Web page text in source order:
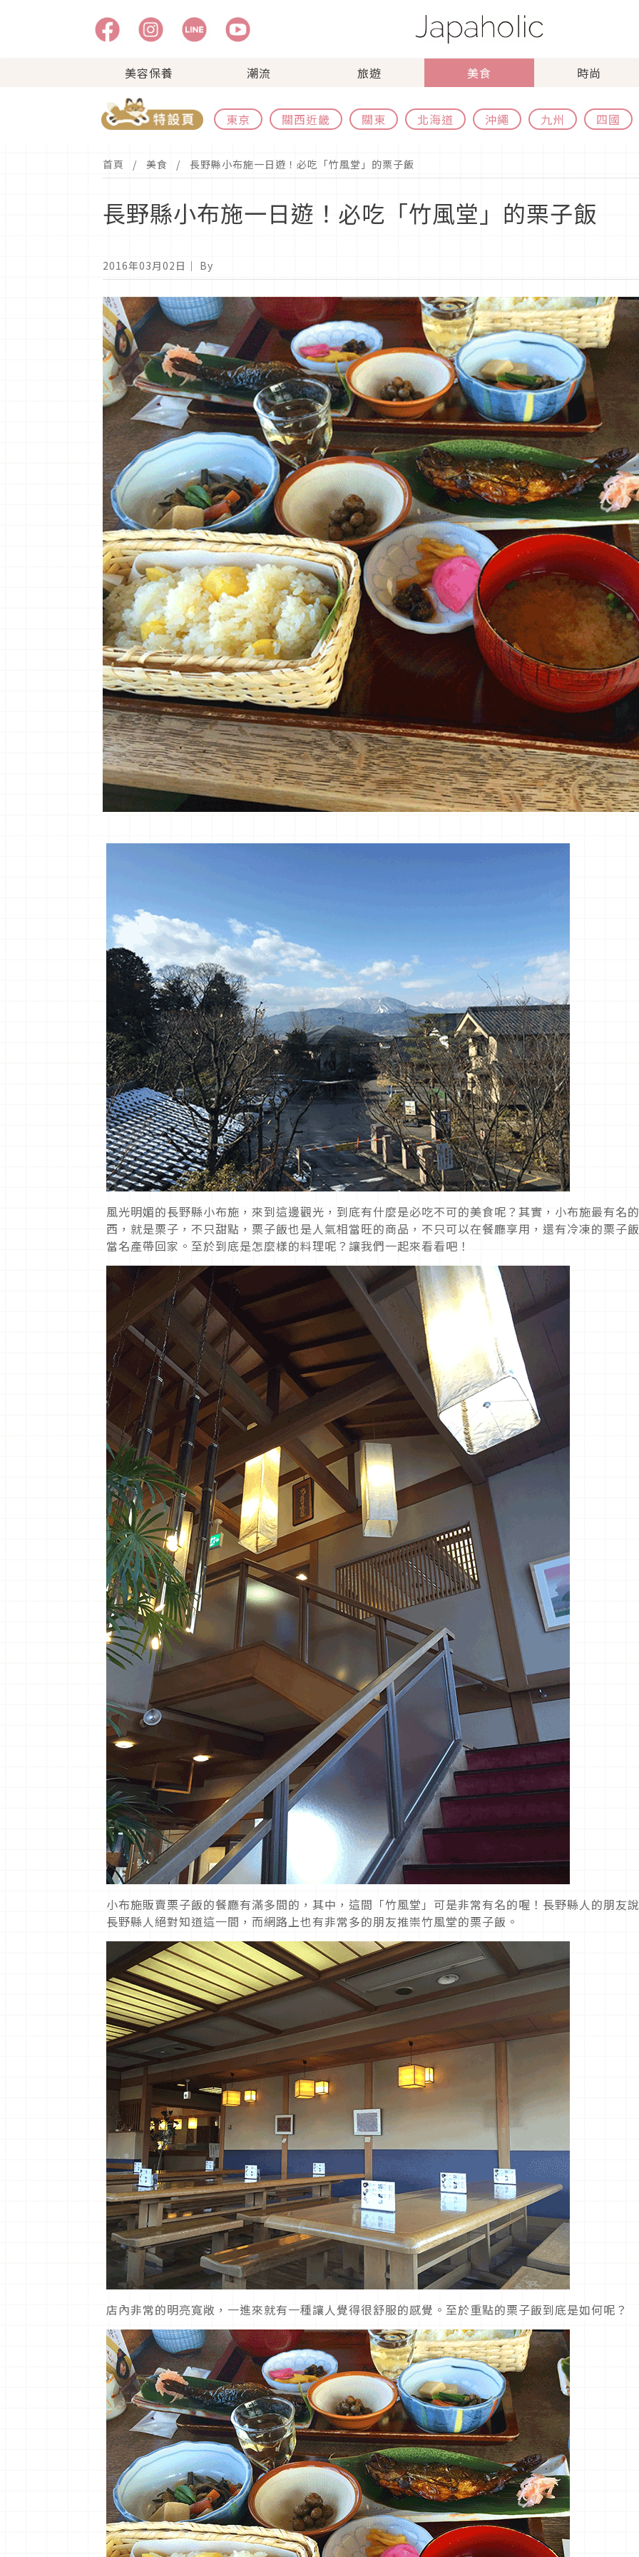
美容保養 潮流 旅遊 美食 時尚
東京 關西近畿 關東 北海道 沖繩 九州 四國
首頁 美食 長野縣小布施一日遊！必吃「竹風堂」的栗子飯
長野縣小布施一日遊！必吃「竹風堂」的栗子飯
2016年03月02日 ｜ By
風光明媚的長野縣小布施，來到這邊觀光，到底有什麼是必吃不可的美食呢？其實，小布施最有名
西，就是栗子，不只甜點，栗子飯也是人氣相當旺的商品，不只可以在餐廳享用，還有冷凍的栗子
當名產帶回家。至於到底是怎麼樣的料理呢？讓我們一起來看看吧！
小布施販賣栗子飯的餐廳有滿多間的，其中，這間「竹風堂」可是非常有名的喔！長野縣人的朋友
長野縣人絕對知道這一間，而網路上也有非常多的朋友推崇竹風堂的栗子飯。
店內非常的明亮寬敞，一進來就有一種讓人覺得很舒服的感覺。至於重點的栗子飯到底是如何呢？